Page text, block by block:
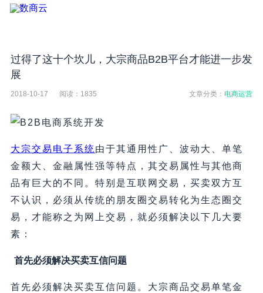
过得了这十个坎儿，大宗商品B2B平台才能进一步发
展
2018-10-17 阅读： 1835 文章分类：电商运营
大宗交易电子系统由于其通用性广、波动大、单笔
金额大、金融属性强等特点，其交易属性与其他商
品有巨大的不同。特别是互联网交易，买卖双方互
不认识，必须从传统的朋友圈交易转化为生态圈交
易，才能称之为网上交易，就必须解决以下几大要
素：
首先必须解决买卖互信问题
首先必须解决买卖互信问题。大宗商品交易单笔金